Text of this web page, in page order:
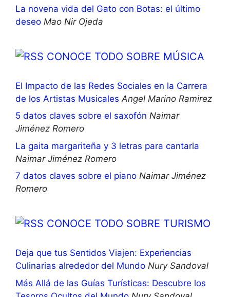
La novena vida del Gato con Botas: el último
deseo Mao Nir Ojeda
CONOCE TODO SOBRE MÚSICA
El Impacto de las Redes Sociales en la Carrera
de los Artistas Musicales Angel Marino Ramirez
5 datos claves sobre el saxofón Naimar
Jiménez Romero
La gaita margariteña y 3 letras para cantarla
Naimar Jiménez Romero
7 datos claves sobre el piano Naimar Jiménez
Romero
CONOCE TODO SOBRE TURISMO
Deja que tus Sentidos Viajen: Experiencias
Culinarias alrededor del Mundo Nury Sandoval
Más Allá de las Guías Turísticas: Descubre los